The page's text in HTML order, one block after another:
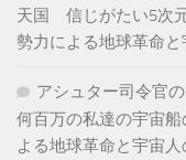
天国 信じがたい5次
勢力による地球革命と
アシュター司令官
何百万の私達の宇宙
よる地球革命と宇宙